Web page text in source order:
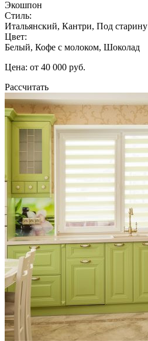
Экошпон
Стиль:
Итальянский, Кантри, Под старину
Цвет:
Белый, Кофе с молоком, Шоколад
Цена: от 40 000 руб.
Рассчитать